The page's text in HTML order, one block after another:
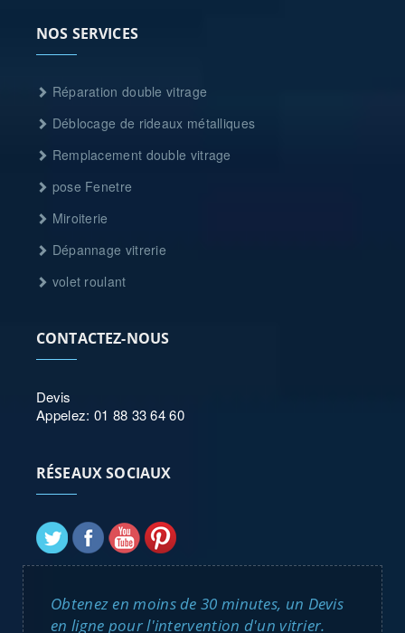
NOS SERVICES
Réparation double vitrage
Déblocage de rideaux métalliques
Remplacement double vitrage
pose Fenetre
Miroiterie
Dépannage vitrerie
volet roulant
CONTACTEZ-NOUS
Devis
Appelez: 01 88 33 64 60
RÉSEAUX SOCIAUX
Obtenez en moins de 30 minutes, un Devis
en ligne pour l'intervention d'un vitrier.